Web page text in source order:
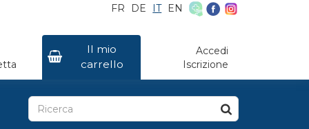
FR DE IT EN
Il mio
carrello
Accedi
Iscrizione